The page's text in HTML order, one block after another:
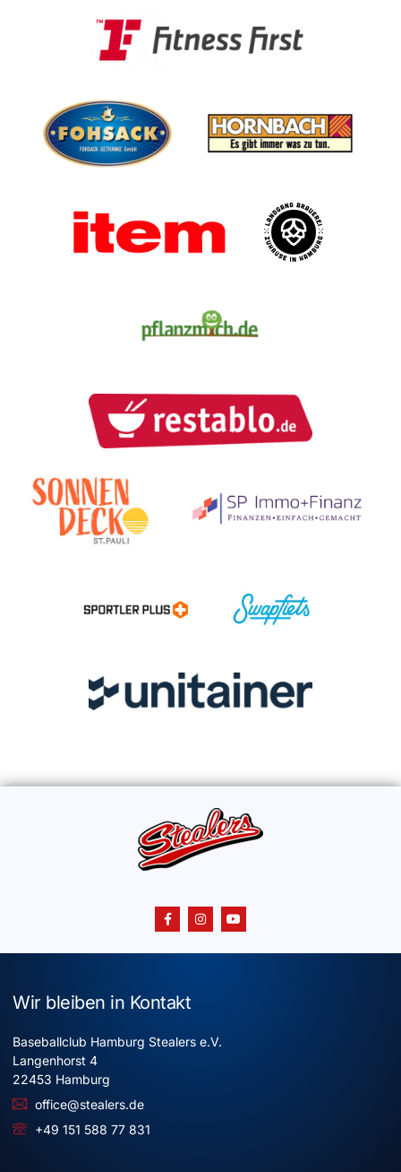
Wir bleiben in Kontakt
Baseballclub Hamburg Stealers e.V.
Langenhorst 4
22453 Hamburg
office@stealers.de
+49 151 588 77 831